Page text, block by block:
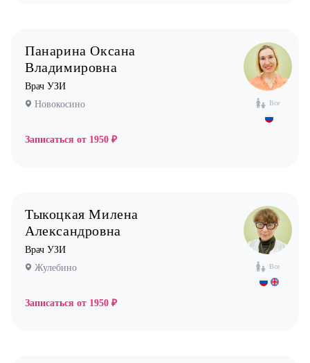
Фониатр
Хирург
Все
Панарина Оксана
Владимировна
Врач УЗИ
Новокосино
Записаться от 1950 ₽
Все
Тыкоцкая Милена
Александровна
Врач УЗИ
Жулебино
Записаться от 1950 ₽